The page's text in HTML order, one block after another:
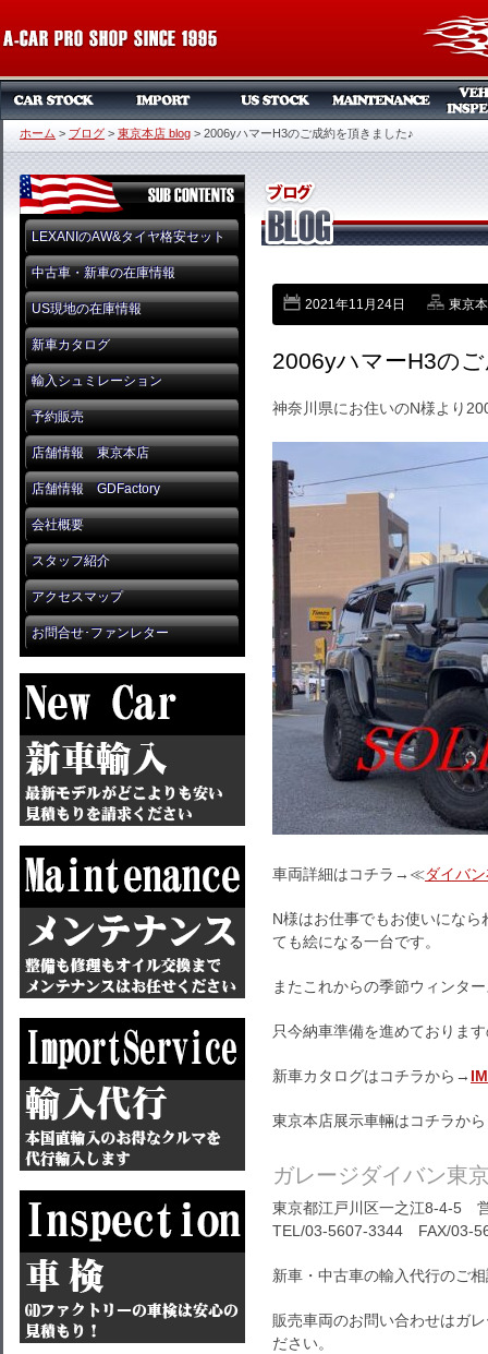
ホーム > ブログ > 東京本店 blog > 2006yハマーH3のご成約を頂きました♪
LEXANIのAW&タイヤ格安セット
中古車・新車の在庫情報
US現地の在庫情報
新車カタログ
輸入シュミレーション
予約販売
店舗情報 東京本店
店舗情報 GDFactory
会社概要
スタッフ紹介
アクセスマップ
お問合せ･ファンレター
2021年11月24日 東京
2006yハマーH3の
神奈川県にお住いのN様より
車両詳細はコチラ→≪ダイバ
N様はお仕事でもお使いにな
ても絵になる一台です。
またこれからの季節ウィンタ
只今納車準備を進めておりま
新車カタログはコチラから→
東京本店展示車輛はコチラか
ガレージダイバン東
東京都江戸川区一之江8-4-5
TEL/03-5607-3344 FAX/03-
新車・中古車の輸入代行のご
販売車両のお問い合わせはガ
ださい。